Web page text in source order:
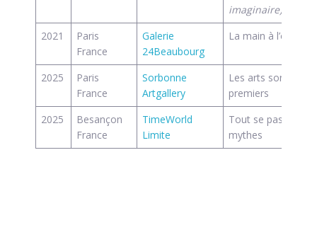
imaginaire)
2021
Paris
France
Galerie
24Beaubourg
La main à l’œuvre
2025
Paris
France
Sorbonne
Artgallery
Les arts sont
premiers
2025
Besançon
France
TimeWorld
Limite
Tout se passe aux
mythes